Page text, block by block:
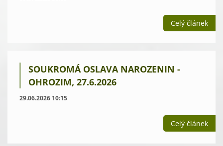
Celý článek
SOUKROMÁ OSLAVA NAROZENIN -
OHROZIM, 27.6.2026
29.06.2026 10:15
Celý článek